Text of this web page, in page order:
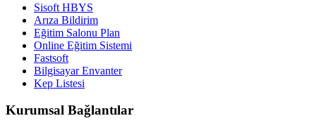
Sisoft HBYS
Arıza Bildirim
Eğitim Salonu Plan
Online Eğitim Sistemi
Fastsoft
Bilgisayar Envanter
Kep Listesi
Kurumsal Bağlantılar